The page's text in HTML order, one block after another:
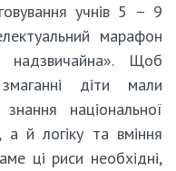
учнів 5 – 9
марафон
надзвичайна». Щоб
діти мали
національної
а й логіку та вміння
ці риси необхідні,